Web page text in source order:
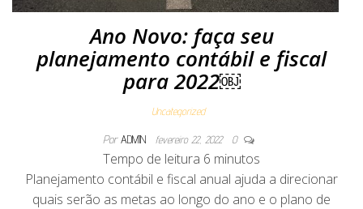
Ano Novo: faça seu
planejamento contábil e fiscal
para 2022￼
Uncategorized
Por ADMIN fevereiro 22, 2022 0
Tempo de leitura 6 minutos
Planejamento contábil e fiscal anual ajuda a direcionar
quais serão as metas ao longo do ano e o plano de